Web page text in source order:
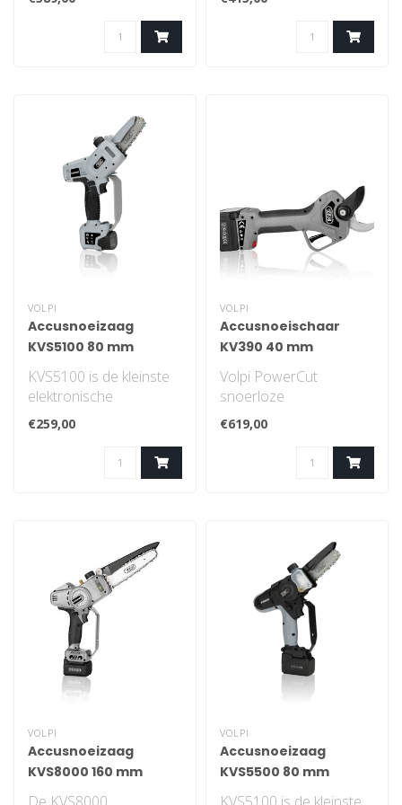
Snoeischaren voor
zowel de particuli..
veiligheidsschakelaar,
1/4" kettingen m..
VOLPI
Accusnoeizaag
KVS5100 80 mm
KVS5100 is de kleinste
elektronische
snoeischaar in de
Powercut by VOLPI
€259,00
VOLPI
Accusnoeischaar
KV390 40 mm
Volpi PowerCut
snoerloze
accusnoeischaren
Snoeischaren voor
zowel de particuli..
€619,00
VOLPI
Accusnoeizaag
KVS8000 160 mm
VOLPI
Accusnoeizaag
KVS5500 80 mm